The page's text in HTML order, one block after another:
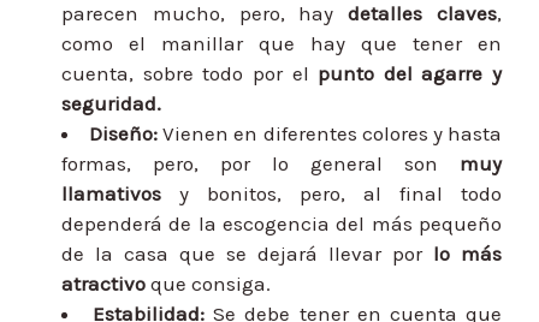
parecen mucho, pero, hay detalles claves,
como el manillar que hay que tener en
cuenta, sobre todo por el punto del agarre y
seguridad.
Diseño:Vienen en diferentes colores y hasta
formas, pero, por lo general son muy
llamativos y bonitos, pero, al final todo
dependerá de la escogencia del más pequeño
de la casa que se dejará llevar porlo más
atractivo que consiga.
Estabilidad:Se debe tener en cuenta que